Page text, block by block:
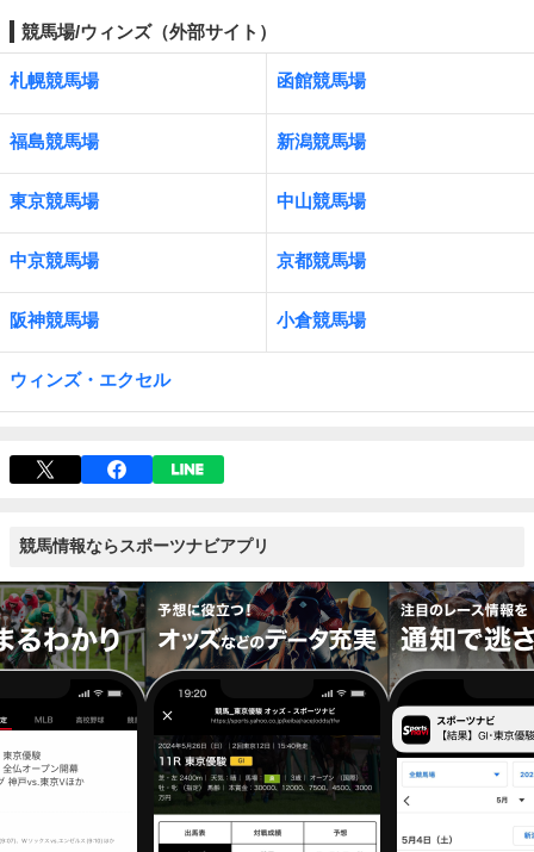
競馬場/ウィンズ（外部サイト）
札幌競馬場 函館競馬場
福島競馬場 新潟競馬場
東京競馬場 中山競馬場
中京競馬場 京都競馬場
阪神競馬場 小倉競馬場
ウィンズ・エクセル
競馬情報ならスポーツナビアプリ